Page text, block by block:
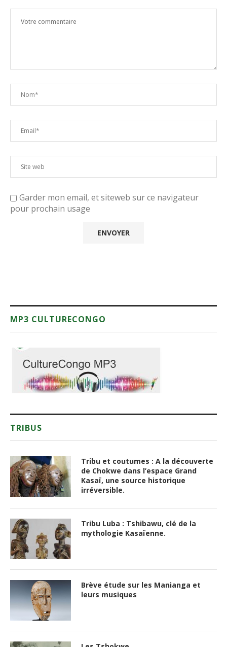
Garder mon email, et siteweb sur ce navigateur
pour prochain usage
MP3 CULTURECONGO
TRIBUS
Tribu et coutumes : A la découverte
de Chokwe dans l’espace Grand
Kasaï, une source historique
irréversible.
Tribu Luba : Tshibawu, clé de la
mythologie Kasaïenne.
Brève étude sur les Manianga et
leurs musiques